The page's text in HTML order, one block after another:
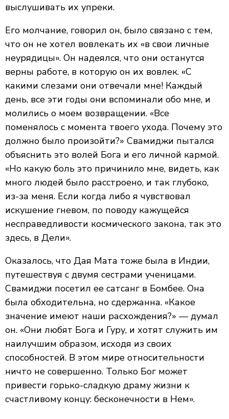
выслушивать их упреки.
Его молчание, говорил он, было связано с тем,
что он не хотел вовлекать их «в свои личные
неурядицы». Он надеялся, что они останутся
верны работе, в которую он их вовлек. «С
какими слезами они отвечали мне! Каждый
день, все эти годы они вспоминали обо мне, и
молились о моем возвращении. «Все
поменялось с момента твоего ухода. Почему это
должно было произойти?» Свамиджи пытался
объяснить это волей Бога и его личной кармой.
«Но какую боль это причинило мне, видеть, как
много людей было расстроено, и так глубоко,
из-за меня. Если когда либо я чувствовал
искушение гневом, по поводу кажущейся
несправедливости космического закона, так это
здесь, в Дели».
Оказалось, что Дая Мата тоже была в Индии,
путешествуя с двумя сестрами ученицами.
Свамиджи посетил ее сатсанг в Бомбее. Она
была обходительна, но сдержанна. «Какое
значение имеют наши расхождения?» — думал
он. «Они любят Бога и Гуру, и хотят служить им
наилучшим образом, исходя из своих
способностей. В этом мире относительности
ничто не совершенно. Только Бог может
привести горько-сладкую драму жизни к
счастливому концу: бесконечности в Нем».